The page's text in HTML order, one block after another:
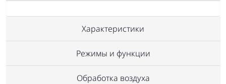
Характеристики
Режимы и функции
Обработка воздуха